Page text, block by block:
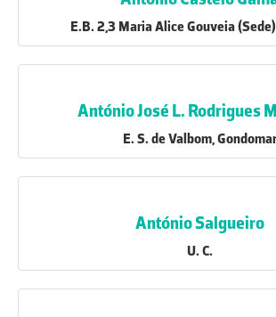
E.B. 2,3 Maria Alice Gouveia
António José L. Rodrigues
E. S. de Valbom, Gondomar
António Salgueiro
U. C.